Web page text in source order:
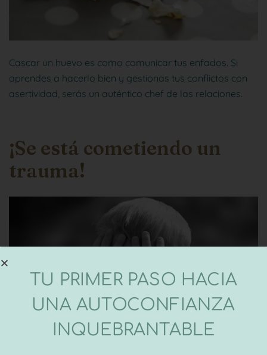
Cascar un huevo es como comunicar tus enfados. Si
aprendes a hacerlo bien y gestionas tus conflictos con
asertividad, serás un auténtico chef de las relaciones.
¡Se está cometiendo un
trauma!
TU PRIMER PASO HACIA
UNA AUTOCONFIANZA
INQUEBRANTABLE